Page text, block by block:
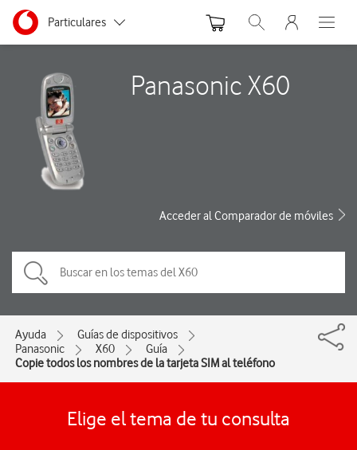
Ir a la pagina principal de vodafone.es
Menu navegación Segmento
Particulares
Pymes
Grandes empresas
y AA.PP.
Abrir buscador. Abre
Abre
Panasonic X60
Acceder al Comparador de móviles
Ayuda
Guías de dispositivos
Panasonic
X60
Guía
Copie todos los nombres de la tarjeta SIM al teléfono
Elige el tema de tu consulta